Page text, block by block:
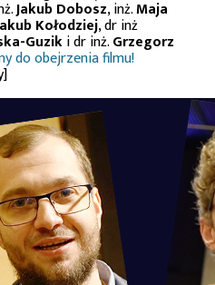
Jakub Dobosz, inż.Maja
Kołodziej, dr inż
Guziki dr inż.Grzegorz
do obejrzenia filmu!